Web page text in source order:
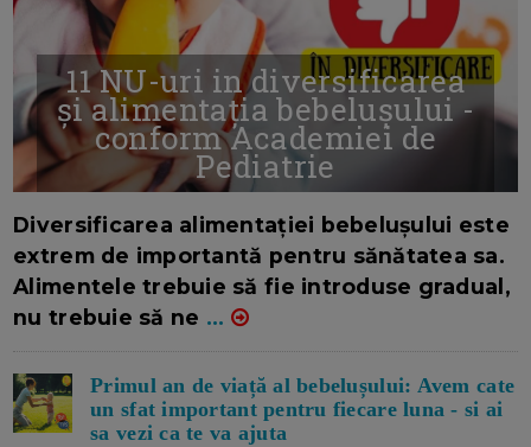
11 NU-uri in diversificarea
și alimentația bebelușului -
conform Academiei de
Pediatrie
Diversificarea alimentației bebelușului este
extrem de importantă pentru sănătatea sa.
Alimentele trebuie să fie introduse gradual,
nu trebuie să ne ...
Primul an de viață al bebelușului: Avem cate
un sfat important pentru fiecare luna - si ai
sa vezi ca te va ajuta